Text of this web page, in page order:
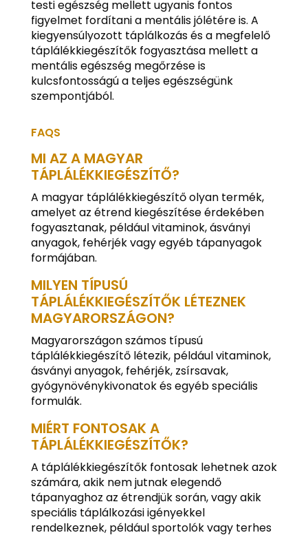
testi egészség mellett ugyanis fontos
figyelmet fordítani a mentális jólétére is. A
kiegyensúlyozott táplálkozás és a megfelelő
táplálékkiegészítők fogyasztása mellett a
mentális egészség megőrzése is
kulcsfontosságú a teljes egészségünk
szempontjából.
FAQS
MI AZ A MAGYAR
TÁPLÁLÉKKIEGÉSZÍTŐ?
A magyar táplálékkiegészítő olyan termék,
amelyet az étrend kiegészítése érdekében
fogyasztanak, például vitaminok, ásványi
anyagok, fehérjék vagy egyéb tápanyagok
formájában.
MILYEN TÍPUSÚ
TÁPLÁLÉKKIEGÉSZÍTŐK LÉTEZNEK
MAGYARORSZÁGON?
Magyarországon számos típusú
táplálékkiegészítő létezik, például vitaminok,
ásványi anyagok, fehérjék, zsírsavak,
gyógynövénykivonatok és egyéb speciális
formulák.
MIÉRT FONTOSAK A
TÁPLÁLÉKKIEGÉSZÍTŐK?
A táplálékkiegészítők fontosak lehetnek azok
számára, akik nem jutnak elegendő
tápanyaghoz az étrendjük során, vagy akik
speciális táplálkozási igényekkel
rendelkeznek, például sportolók vagy terhes